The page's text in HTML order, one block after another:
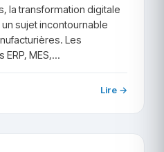
la transformation digitale
sujet incontournable
Les
MES,…
Lire →